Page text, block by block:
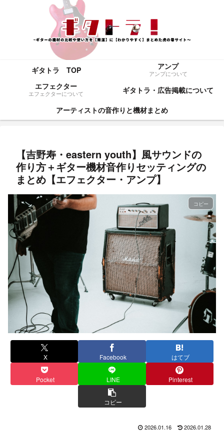
ギタトラ TOP アンプ
アンプについて
エフェクター
エフェクターについて
ギタトラ・広告掲載について
アーティストの音作りと機材まとめ
【吉野寿・eastern youth】風サウンドの
作り方＋ギター機材音作りセッティングの
まとめ【エフェクター・アンプ】
コピー
X Facebook はてブ
Pocket LINE Pinterest
コピー
2026.01.16 2026.01.28